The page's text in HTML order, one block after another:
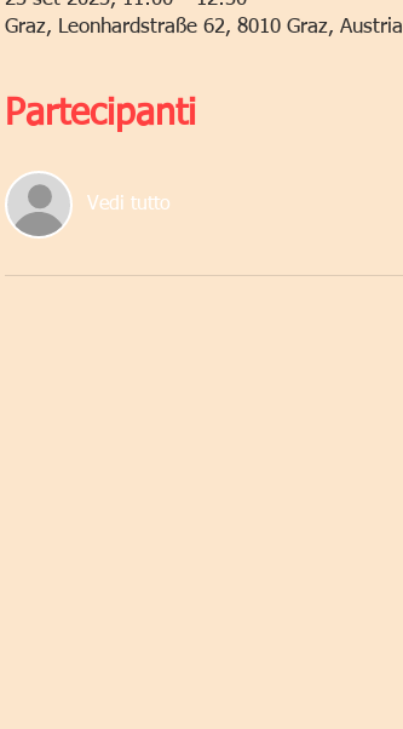
Graz, Leonhardstraße 62, 8010 Graz, Austria
Partecipanti
Vedi tutto